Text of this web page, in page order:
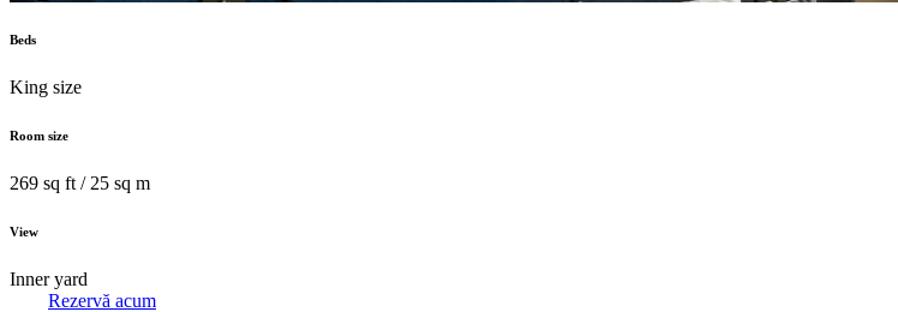
Beds
King size
Room size
269 sq ft / 25 sq m
View
Inner yard
Rezervă acum